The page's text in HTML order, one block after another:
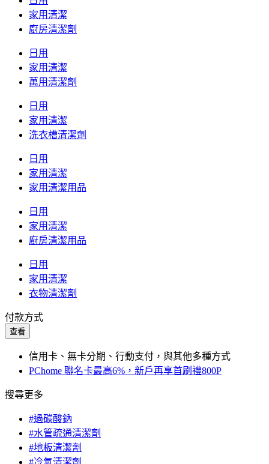
家用清潔
廚房清潔劑
日用
家用清潔
萬用清潔劑
日用
家用清潔
洗衣槽清潔劑
日用
家用清潔
家用清潔用品
日用
家用清潔
廚房清潔用品
日用
家用清潔
衣物清潔劑
付款方式
查看
信用卡、無卡分期、行動支付，與其他多種方式
PChome 聯名卡最高6%，新戶再享首刷禮800P
搜尋更多
#過碳酸鈉
#水管疏通清潔劑
#地板清潔劑